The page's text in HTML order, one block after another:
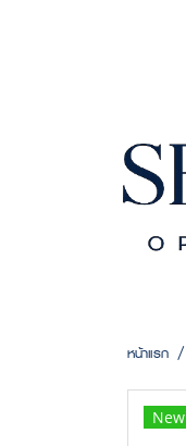
หน้าแรก
New